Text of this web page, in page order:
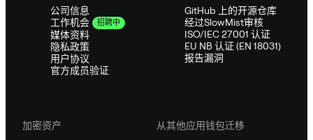
公司信息
工作机会
招聘中
媒体资料
隐私政策
用户协议
官方成员验证
GitHub 上的开源仓库
经过SlowMist审核
ISO/IEC 27001 认证
EU NB 认证 (EN 18031)
报告漏洞
加密资产
从其他应用钱包迁移